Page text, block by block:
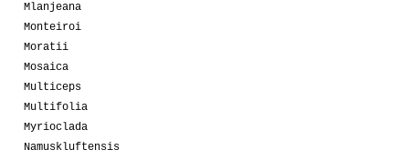
Mlanjeana
Monteiroi
Moratii
Mosaica
Multiceps
Multifolia
Myrioclada
Namuskluftensis